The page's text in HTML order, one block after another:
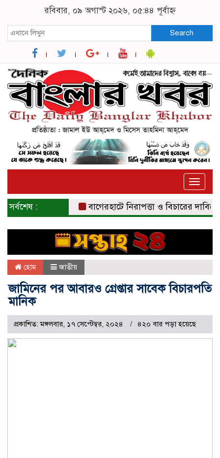
রবিবার, ০৯ অগাস্ট ২০২৬, ০৫:৪৪ পূর্বাহ্ন
Search
Toggle
সর্বশেষ : বাগেরহাটে নিরাপত্তা ও বিচারের দাবিতে
হোম জাতীয়
জামিনের পর আবারও গ্রেপ্তার সাবেক বিচারপতি
মানিক
প্রকাশিত: মঙ্গলবার, ১৭ সেপ্টেম্বর, ২০২৪ ৪২০ বার পড়া হয়েছে